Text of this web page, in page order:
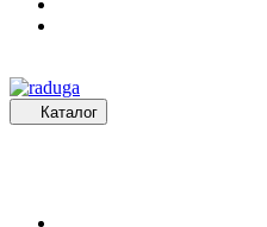
Каталог